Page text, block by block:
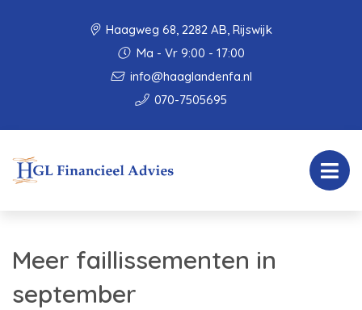
Haagweg 68, 2282 AB, Rijswijk
Ma - Vr 9:00 - 17:00
info@haaglandenfa.nl
070-7505695
Meer faillissementen in
september